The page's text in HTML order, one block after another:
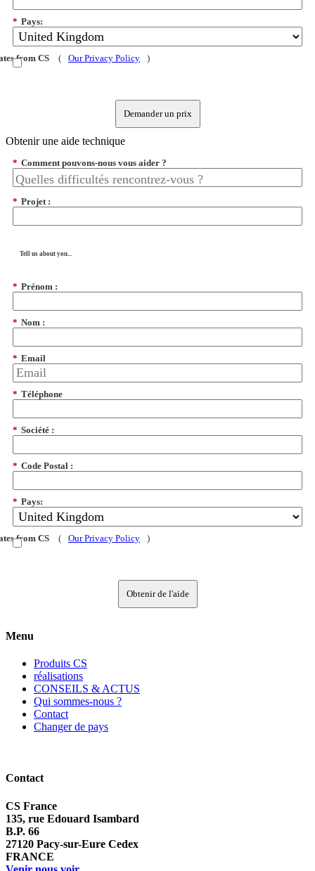
* Pays:
from CS ( Our Privacy Policy )
Demander un prix
Obtenir une aide technique
* Comment pouvons-nous vous aider ?
* Projet :
Tell us about you...
* Prénom :
* Nom :
* Email
* Téléphone
* Société :
* Code Postal :
* Pays:
from CS ( Our Privacy Policy )
Obtenir de l'aide
Menu
Produits CS
réalisations
CONSEILS & ACTUS
Qui sommes-nous ?
Contact
Changer de pays
Contact
CS France
135, rue Edouard Isambard
B.P. 66
27120 Pacy-sur-Eure Cedex
FRANCE